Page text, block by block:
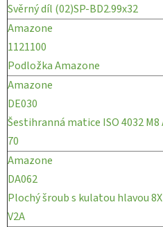
Svěrný díl (02)SP-BD2.99x32
Amazone
1121100
Podložka Amazone
Amazone
DE030
Šestihranná matice ISO 4032 M8
70
Amazone
DA062
Plochý šroub s kulatou hlavou
V2A